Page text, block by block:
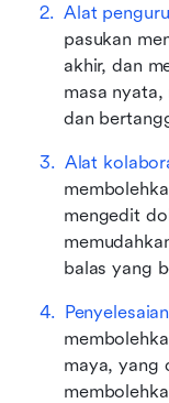
Alat
pasukan
akhir, dan
masa nyata,
dan
Alat
mengedit
balas yang
maya, yang